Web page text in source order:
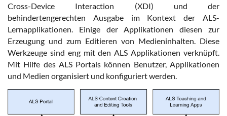
Cross-Device Interaction (XDI) und der
behindertengerechten Ausgabe im Kontext der ALS-
Lernapplikationen. Einige der Applikationen diesen zur
Erzeugung und zum Editieren von Medieninhalten. Diese
Werkzeuge sind eng mit den ALS Applikationen verknüpft.
Mit Hilfe des ALS Portals können Benutzer, Applikationen
und Medien organisiert und konfiguriert werden.